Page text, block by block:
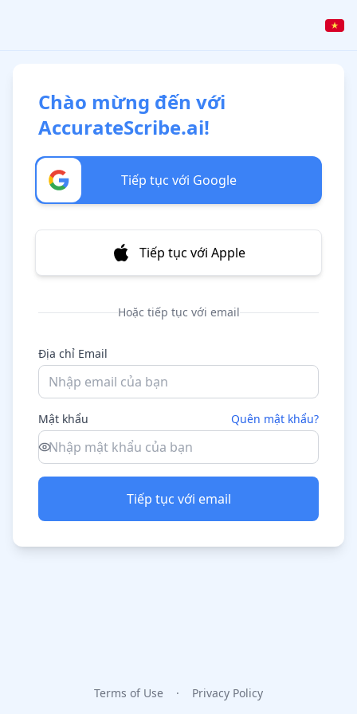
Chào mừng đến với
AccurateScribe.ai!
Tiếp tục với Google
Tiếp tục với Apple
Hoặc tiếp tục với email
Địa chỉ Email
Mật khẩu Quên mật khẩu?
Tiếp tục với email
Terms of Use · Privacy Policy